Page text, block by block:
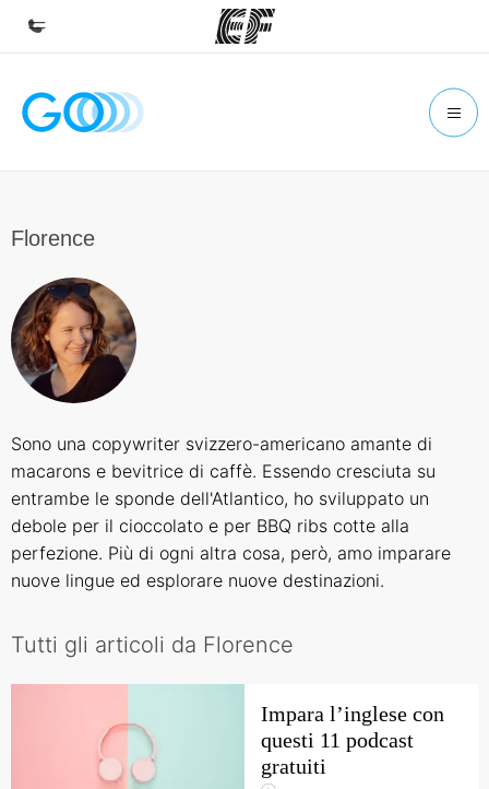
Homepage
Trova l'ufficio più vicino
Chi siamo
La nostra organizzazione
Florence
Sono una copywriter svizzero-americano amante di
macarons e bevitrice di caffè. Essendo cresciuta su
entrambe le sponde dell'Atlantico, ho sviluppato un
debole per il cioccolato e per BBQ ribs cotte alla
perfezione. Più di ogni altra cosa, però, amo imparare
nuove lingue ed esplorare nuove destinazioni.
Tutti gli articoli da Florence
Impara l’inglese con
questi 11 podcast
gratuiti